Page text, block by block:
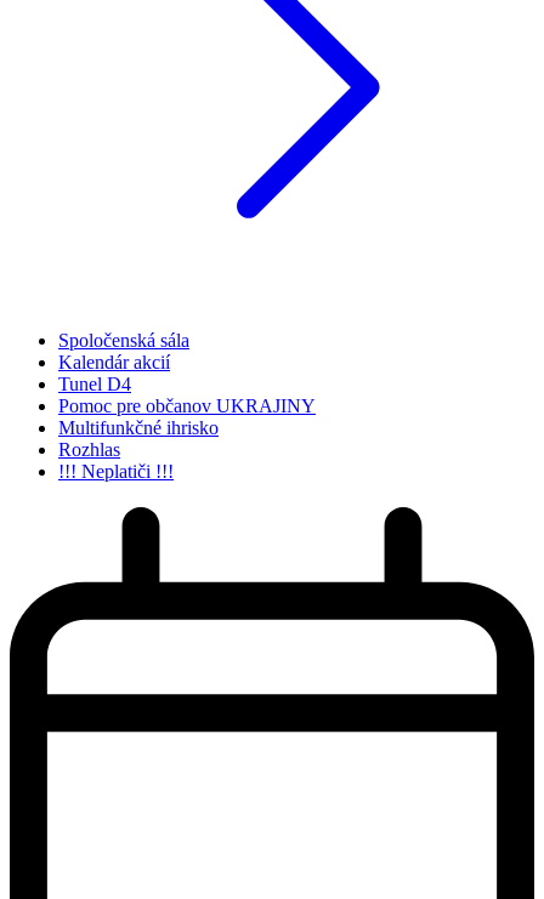
Spoločenská sála
Kalendár akcií
Tunel D4
Pomoc pre občanov UKRAJINY
Multifunkčné ihrisko
Rozhlas
!!! Neplatiči !!!